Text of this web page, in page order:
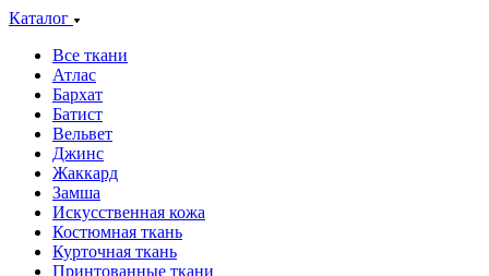
Каталог
Все ткани
Атлас
Бархат
Батист
Вельвет
Джинс
Жаккард
Замша
Искусственная кожа
Костюмная ткань
Курточная ткань
Принтованные ткани